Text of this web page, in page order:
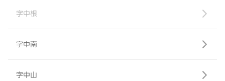
字中根
字中南
字中山